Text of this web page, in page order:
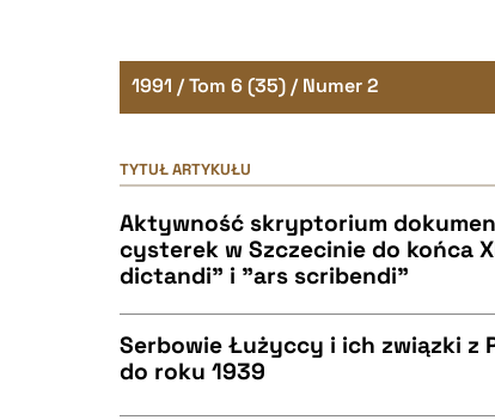
1991 / Tom 6 (35) / Numer 2
TYTUŁ ARTYKUŁU
Aktywność skryptorium
cysterek w Szczecinie do końca
dictandi" i "ars scribendi"
Serbowie Łużyccy i ich związki z
do roku 1939